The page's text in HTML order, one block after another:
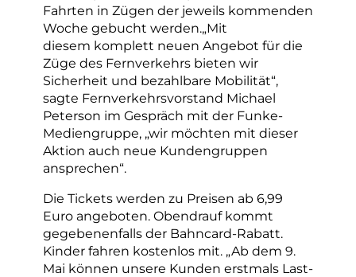
Fahrten in Zügen der jeweils kommenden
Woche gebucht werden.„Mit
diesem komplett neuen Angebot für die
Züge des Fernverkehrs bieten wir
Sicherheit und bezahlbare Mobilität“,
sagte Fernverkehrsvorstand Michael
Peterson im Gespräch mit der Funke-
Mediengruppe, „wir möchten mit dieser
Aktion auch neue Kundengruppen
ansprechen“.
Die Tickets werden zu Preisen ab 6,99
Euro angeboten. Obendrauf kommt
gegebenenfalls der Bahncard-Rabatt.
Kinder fahren kostenlos mit. „Ab dem 9.
Mai können unsere Kunden erstmals Last-